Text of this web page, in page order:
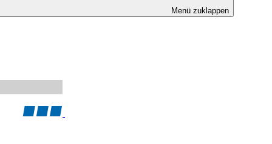
Menü zuklappen